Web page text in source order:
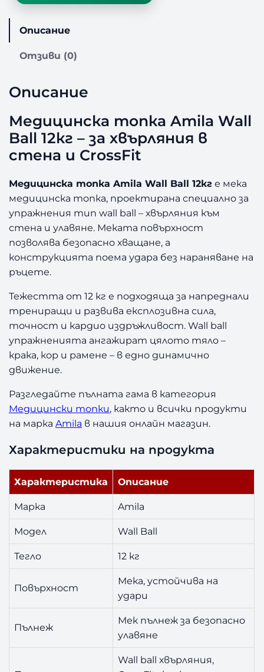
М
д
и
и
н
с
к
т
о
п
к
а
A
l
W
a
l
l
B
l
l
1
к
Описание
Отзиви (0)
Описание
Медицинска топка Amila Wall
Ball 12кг – за хвърляния в
стена и CrossFit
Медицинска топка Amila Wall Ball 12кг е мека
медицинска топка, проектирана специално за
упражнения тип wall ball – хвърляния към
стена и улавяне. Меката повърхност
позволява безопасно хващане, а
конструкцията поема удара без нараняване на
ръцете.
Тежестта от 12 кг е подходяща за напреднали
трениращи и развива експлозивна сила,
точност и кардио издръжливост. Wall ball
упражненията ангажират цялото тяло –
крака, кор и рамене – в едно динамично
движение.
Разгледайте пълната гама в категория
Медицински топки, както и всички продукти
на маркаAmila в нашия онлайн магазин.
Характеристики на продукта
Характеристика Описание
Марка Amila
Модел Wall Ball
Тегло 12 кг
Повърхност
Мека, устойчива на
удари
Пълнеж
Мек пълнеж за безопасно
улавяне
Wall ball хвърляния,